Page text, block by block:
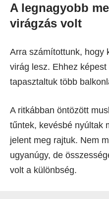
A legnagyobb
virágzás volt
Arra számítottunk, hogy
virág lesz. Ehhez
tapasztaltuk több
A ritkábban öntözött
tűntek, kevésbé nyúltak
jelent meg rajtuk. Nem
ugyanúgy, de
volt a különbség.